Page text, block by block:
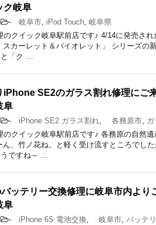
ク岐阜
- 岐阜市, iPod Touch, 岐阜県
のクイック岐阜駅前店です♪ 4/14に発売さ
スカーレット＆バイオレット」 シリーズの
と「ク …
iPhone SE2のガラス割れ修理にご
阜
- iPhone SE2 ガラス割れ, 各務原市,
のクイック岐阜駅前店です♪ 各務原の自然
ん、竹ノ花ね。と軽く受け流すところでし
ですね～ …
ッテリー交換修理に岐阜市内より
阜
- iPhone 6S 電池交換, 岐阜市, バッテ